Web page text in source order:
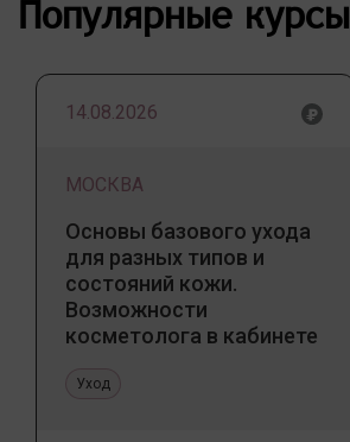
Популярные курсы
14.08.2026
МОСКВА
Основы базового ухода
для разных типов и
состояний кожи.
Возможности
косметолога в кабинете
Уход